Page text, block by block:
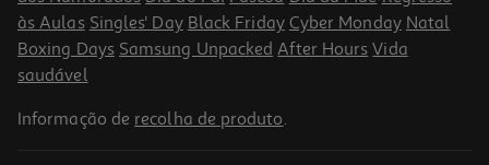
às Aulas Singles' Day Black Friday Cyber Monday Natal
Boxing Days Samsung Unpacked After Hours Vida
saudável
Informação de recolha de produto.